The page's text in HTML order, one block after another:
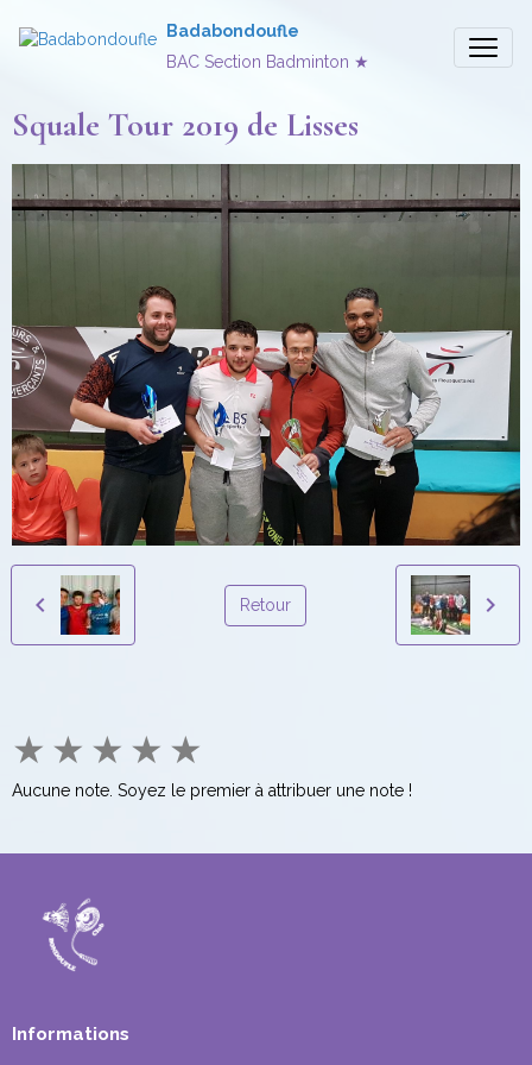
Badabondoufle
BAC Section Badminton ★
Squale Tour 2019 de Lisses
Retour
★ ★ ★ ★ ★
Aucune note. Soyez le premier à attribuer une note !
Informations